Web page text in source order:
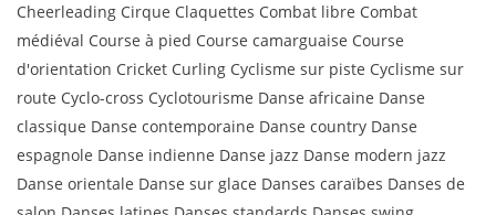
Cheerleading Cirque Claquettes Combat libre Combat
médiéval Course à pied Course camarguaise Course
d'orientation Cricket Curling Cyclisme sur piste Cyclisme sur
route Cyclo-cross Cyclotourisme Danse africaine Danse
classique Danse contemporaine Danse country Danse
espagnole Danse indienne Danse jazz Danse modern jazz
Danse orientale Danse sur glace Danses caraïbes Danses de